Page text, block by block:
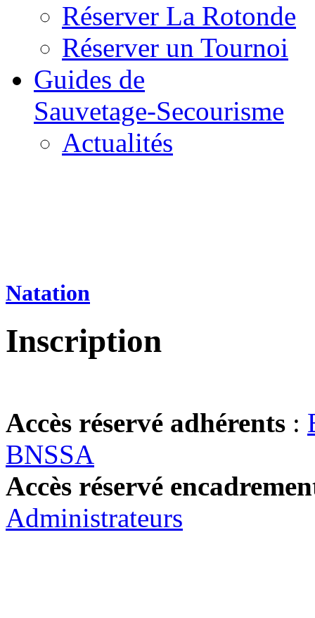
Réserver La Rotonde
Réserver un Tournoi
Guides de
Sauvetage-Secourisme
Actualités
Natation
Inscription
Accès réservé adhérents :
BNSSA
Accès réservé
Administrateurs